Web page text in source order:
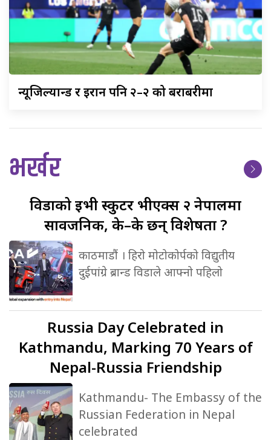
न्यूजिल्यान्डर इरान पनि २–२ को बराबरीमा
भर्खर
विडाकोईभी स्कुटर भीएक्स २ नेपालमा
सार्वजनिक, के–के छन् विशेषता ?
काठमाडौं । हिरो मोटोकोर्पको विद्युतीय
दुईपांग्रे ब्रान्ड विडाले आफ्नो पहिलो
Russia Day Celebrated in
Kathmandu, Marking 70 Years of
Nepal-Russia Friendship
Kathmandu- The Embassy of the
Russian Federation in Nepal
celebrated